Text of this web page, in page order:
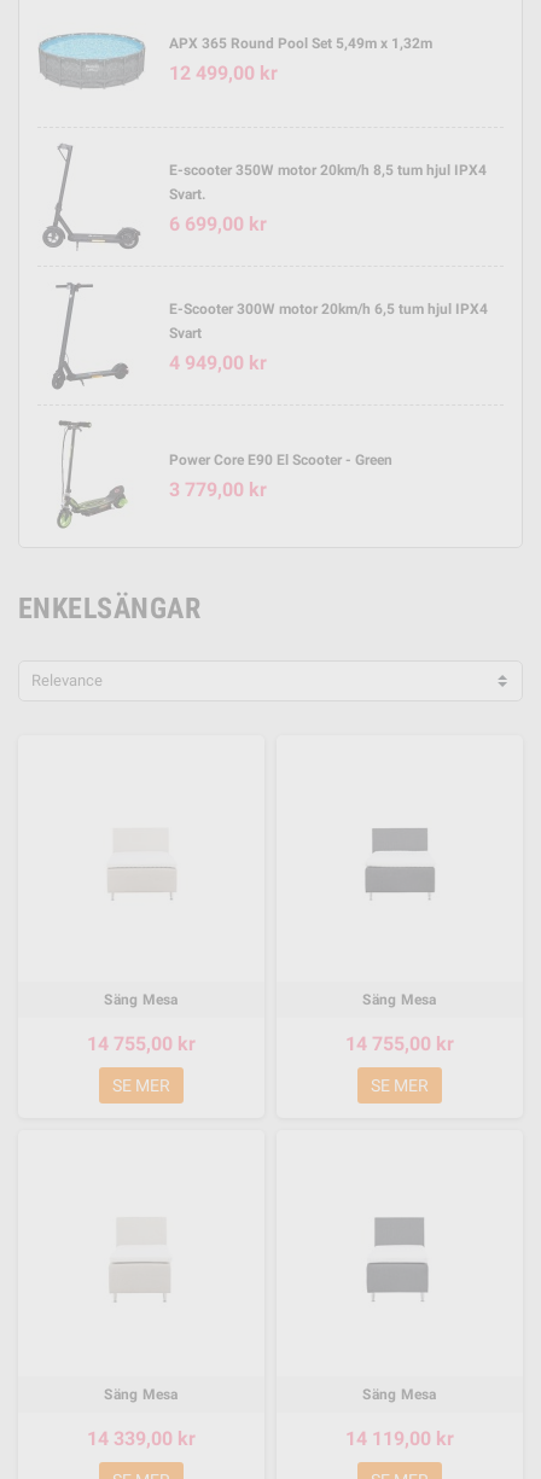
APX 365 Round Pool Set 5,49m x 1,32m
12 499,00 kr
E-scooter 350W motor 20km/h 8,5 tum hjul IPX4
Svart.
6 699,00 kr
E-Scooter 300W motor 20km/h 6,5 tum hjul IPX4
Svart
4 949,00 kr
Power Core E90 El Scooter - Green
3 779,00 kr
ENKELSÄNGAR
Relevance
Säng Mesa
14 755,00 kr
SE MER
Säng Mesa
14 755,00 kr
SE MER
Säng Mesa
14 339,00 kr
Säng Mesa
14 119,00 kr